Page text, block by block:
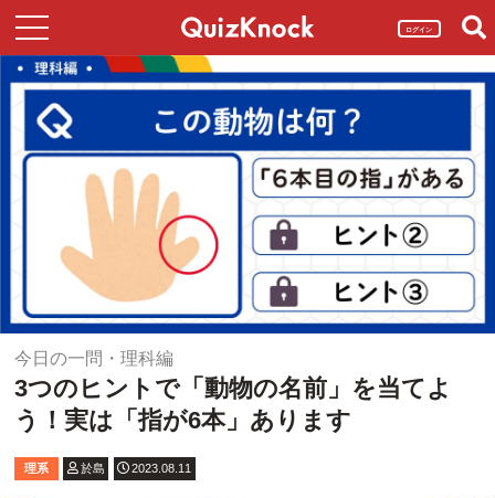
ログイン
今日の一問・理科編
3つのヒントで「動物の名前」を当てよ
う！実は「指が6本」あります
理系 於島 2023.08.11